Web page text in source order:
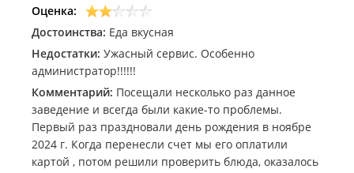
Оценка:
Достоинства: Еда вкусная
Недостатки: Ужасный сервис. Особенно
администратор!!!!!!
Комментарий: Посещали несколько раз данное
заведение и всегда были какие-то проблемы.
Первый раз праздновали день рождения в ноябре
2024 г. Когда перенесли счет мы его оплатили
картой , потом решили проверить блюда, оказалось